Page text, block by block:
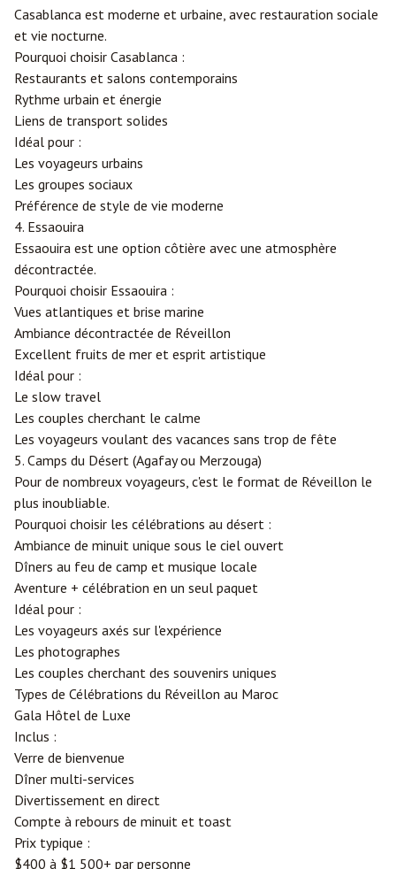
Casablanca est moderne et urbaine, avec restauration sociale
et vie nocturne.
Pourquoi choisir Casablanca :
Restaurants et salons contemporains
Rythme urbain et énergie
Liens de transport solides
Idéal pour :
Les voyageurs urbains
Les groupes sociaux
Préférence de style de vie moderne
4. Essaouira
Essaouira est une option côtière avec une atmosphère
décontractée.
Pourquoi choisir Essaouira :
Vues atlantiques et brise marine
Ambiance décontractée de Réveillon
Excellent fruits de mer et esprit artistique
Idéal pour :
Le slow travel
Les couples cherchant le calme
Les voyageurs voulant des vacances sans trop de fête
5. Camps du Désert (Agafay ou Merzouga)
Pour de nombreux voyageurs, c'est le format de Réveillon le
plus inoubliable.
Pourquoi choisir les célébrations au désert :
Ambiance de minuit unique sous le ciel ouvert
Dîners au feu de camp et musique locale
Aventure + célébration en un seul paquet
Idéal pour :
Les voyageurs axés sur l'expérience
Les photographes
Les couples cherchant des souvenirs uniques
Types de Célébrations du Réveillon au Maroc
Gala Hôtel de Luxe
Inclus :
Verre de bienvenue
Dîner multi-services
Divertissement en direct
Compte à rebours de minuit et toast
Prix typique :
$400 à $1 500+ par personne